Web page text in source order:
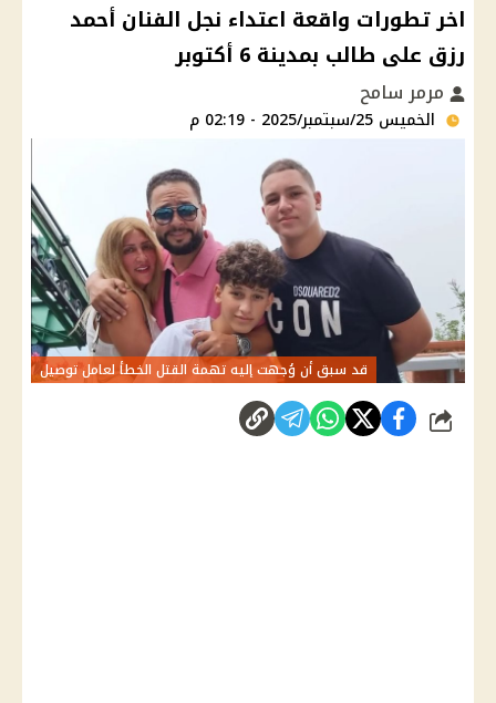
اخر تطورات واقعة اعتداء نجل الفنان أحمد
رزق على طالب بمدينة 6 أكتوبر
مرمر سامح
الخميس 25/سبتمبر/2025 - 02:19 م
قد سبق أن وُجهت إليه تهمة القتل الخطأ لعامل توصيل
شارك